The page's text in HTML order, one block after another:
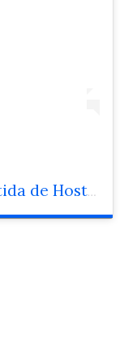
Una publicación compartida de Hostal Del Gall (@restaurantdelgall)